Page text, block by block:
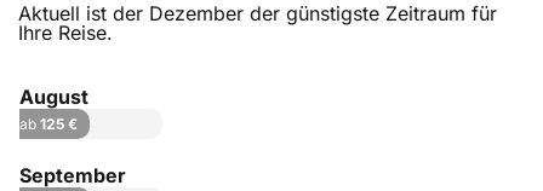
Aktuell ist der Dezember der günstigste Zeitraum für
Ihre Reise.
August
ab 125 €
September